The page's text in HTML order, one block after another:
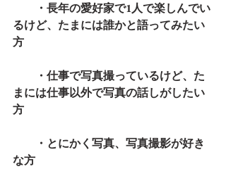
・長年の愛好家で1人で楽しんでい
るけど、たまには誰かと語ってみたい
方
・仕事で写真撮っているけど、た
まには仕事以外で写真の話しがしたい
方
・とにかく写真、写真撮影が好き
な方